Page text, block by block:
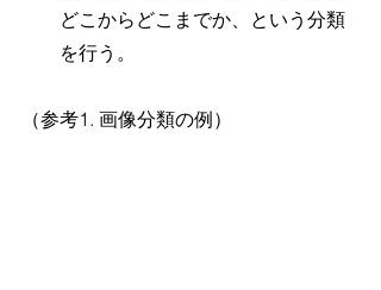
どこからどこまでか、という分類
を行う。
（参考1. 画像分類の例）